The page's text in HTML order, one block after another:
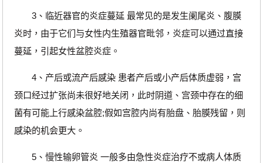
3、临近器官的炎症蔓延 最常见的是发生阑尾炎、腹膜
炎时，由于它们与女性内生殖器官毗邻，炎症可以通过直接
蔓延，引起女性盆腔炎症。
4、产后或流产后感染 患者产后或小产后体质虚弱，宫
颈口经过扩张尚未很好地关闭，此时阴道、宫颈中存在的细
菌有可能上行感染盆腔;假如宫腔内尚有胎盘、胎膜残留，则
感染的机会更大。
5、慢性输卵管炎 一般多由急性炎症治疗不或病人体质